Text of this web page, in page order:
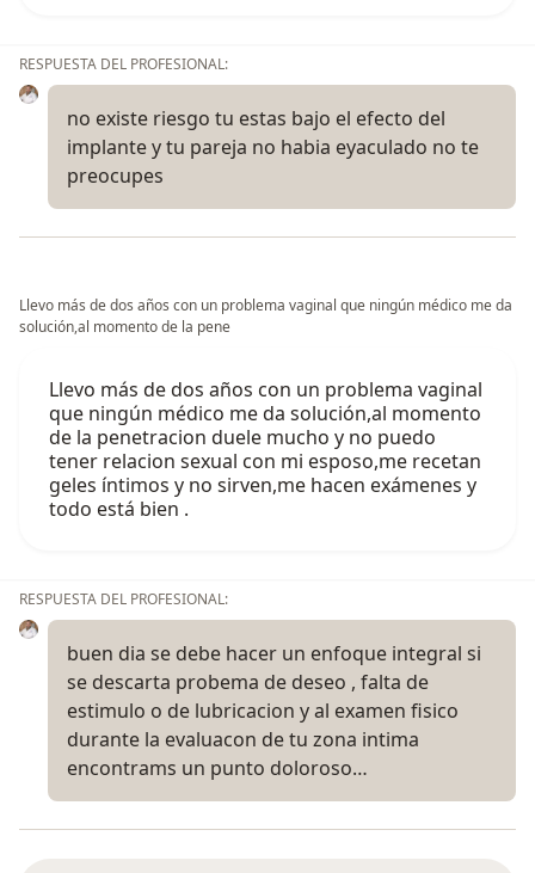
RESPUESTA DEL PROFESIONAL:
no existe riesgo tu estas bajo el efecto del
implante y tu pareja no habia eyaculado no te
preocupes
Llevo más de dos años con un problema vaginal que ningún médico me da
solución,al momento de la pene
Llevo más de dos años con un problema vaginal
que ningún médico me da solución,al momento
de la penetracion duele mucho y no puedo
tener relacion sexual con mi esposo,me recetan
geles íntimos y no sirven,me hacen exámenes y
todo está bien .
RESPUESTA DEL PROFESIONAL:
buen dia se debe hacer un enfoque integral si
se descarta probema de deseo , falta de
estimulo o de lubricacion y al examen fisico
durante la evaluacon de tu zona intima
encontrams un punto doloroso…